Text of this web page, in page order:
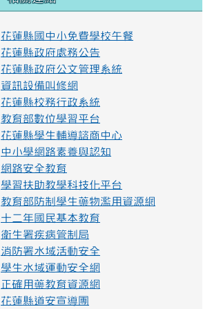
命題與審題實施辦法p4.png
不迷小紅書，青春不迷途
資訊安全疑慮、詐騙或其他校園安全事件，
經查內政部警政署165打詐儀表板「縣市案
例」列有423件因使用小紅書遭詐騙之案
例，態樣包含：網路購物詐騙、假交友（投
資詐財）詐騙、假買家騙賣家詐騙、假求職
詐騙、色情應召詐財詐騙等。因此，教育部
建置「不迷小紅書，青春不迷途」專區，提
供小紅書潛在威脅教育宣導資源及講師資
料，請多加推廣運用。
https://eliteracy.edu.tw/Shorts/xiaohongshu.html
提升社會大眾對身心障礙者權利公約1.jpg
花蓮縣國中小免費學校午餐
花蓮縣政府公文管理系統
資訊設備叫修網
花蓮縣校務行政系統
教育部數位學習平台
花蓮縣學生輔導諮商中心
中小學網路素養與認知
網路安全教育
學習扶助教學科技化平台
教育部防制學生藥物濫用資源網
十二年國民基本教育
衛生署疾病管制局
消防署水域活動安全
學生水域運動安全網
正確用藥教育資源網
花蓮縣道安宣導團
168交通安全入口網
教育部防制校園霸凌專區